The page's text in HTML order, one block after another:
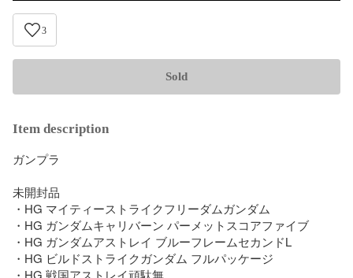
3
Sold
Item description
ガンプラ
未開封品
・HG マイティーストライクフリーダムガンダム
・HG ガンダムキャリバーン パーメットスコアファイブ
・HG ガンダムアストレイ ブルーフレームセカンドL
・HG ビルドストライクガンダム フルパッケージ
・HG 戦国アストレイ頑駄無